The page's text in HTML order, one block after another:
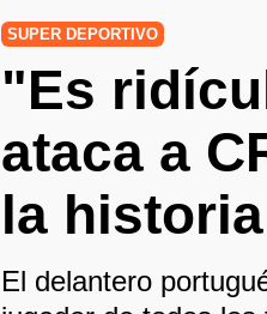
SUPER DEPORTIVO
"Es
ataca a
la historia
El delantero